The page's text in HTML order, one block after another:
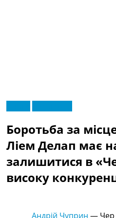
МенюНовини футболу
Відео
Новини футболу
Футбольні
Останні коментарі
Конкурс прогнозів
Боротьба за
Ліем Делап має
залишитися в
високу
Андрій Чуприн — Чер